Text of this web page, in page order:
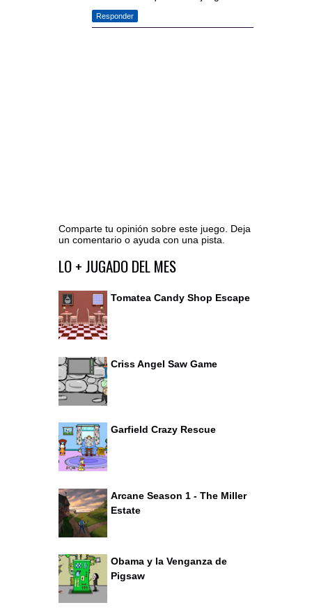
Responder
Comparte tu opinión sobre este juego. Deja
un comentario o ayuda con una pista.
Ir al editor de comentarios
LO + JUGADO DEL MES
Tomatea Candy Shop Escape
Criss Angel Saw Game
Garfield Crazy Rescue
Arcane Season 1 - The Miller
Estate
Obama y la Venganza de
Pigsaw